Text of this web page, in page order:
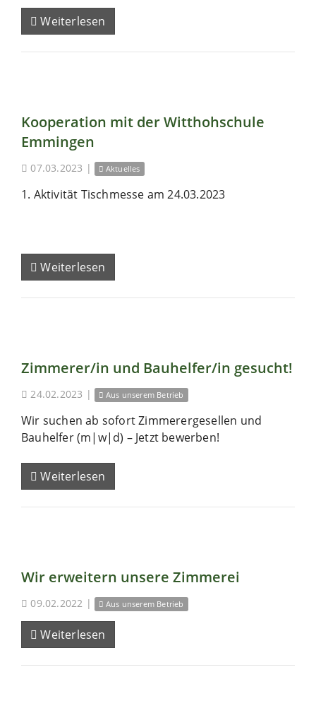
Weiterlesen
Kooperation mit der Witthohschule
Emmingen
07.03.2023 | Aktuelles
1. Aktivität Tischmesse am 24.03.2023
Weiterlesen
Zimmerer/in und Bauhelfer/in gesucht!
24.02.2023 | Aus unserem Betrieb
Wir suchen ab sofort Zimmerergesellen und
Bauhelfer (m|w|d) – Jetzt bewerben!
Weiterlesen
Wir erweitern unsere Zimmerei
09.02.2022 | Aus unserem Betrieb
Weiterlesen